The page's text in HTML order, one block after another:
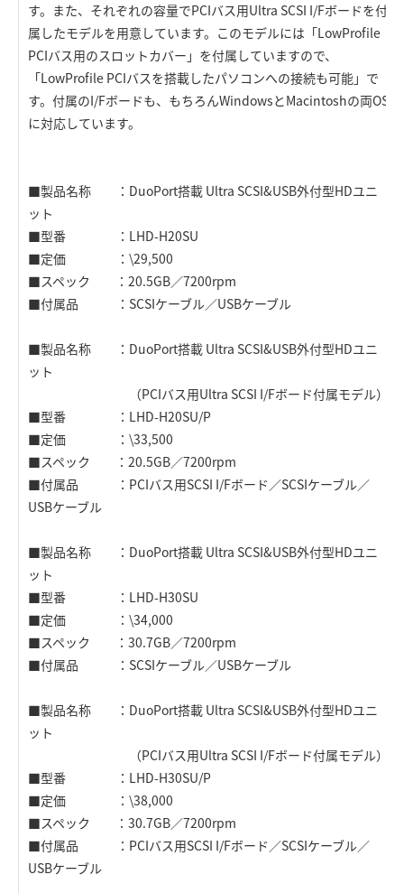
す。また、それぞれの容量でPCIバス用Ultra SCSI I/Fボードを付
属したモデルを用意しています。このモデルには「LowProfile
PCIバス用のスロットカバー」を付属していますので、
「LowProfile PCIバスを搭載したパソコンへの接続も可能」で
す。付属のI/Fボードも、もちろんWindowsとMacintoshの両OS
に対応しています。
■製品名称 ：DuoPort搭載 Ultra SCSI&USB外付型HDユニ
ット
■型番 ：LHD-H20SU
■定価 ：\29,500
■スペック ：20.5GB／7200rpm
■付属品 ：SCSIケーブル／USBケーブル
■製品名称 ：DuoPort搭載 Ultra SCSI&USB外付型HDユニ
ット
（PCIバス用Ultra SCSI I/Fボード付属モデル）
■型番 ：LHD-H20SU/P
■定価 ：\33,500
■スペック ：20.5GB／7200rpm
■付属品 ：PCIバス用SCSI I/Fボード／SCSIケーブル／
USBケーブル
■製品名称 ：DuoPort搭載 Ultra SCSI&USB外付型HDユニ
ット
■型番 ：LHD-H30SU
■定価 ：\34,000
■スペック ：30.7GB／7200rpm
■付属品 ：SCSIケーブル／USBケーブル
■製品名称 ：DuoPort搭載 Ultra SCSI&USB外付型HDユニ
ット
（PCIバス用Ultra SCSI I/Fボード付属モデル）
■型番 ：LHD-H30SU/P
■定価 ：\38,000
■スペック ：30.7GB／7200rpm
■付属品 ：PCIバス用SCSI I/Fボード／SCSIケーブル／
USBケーブル